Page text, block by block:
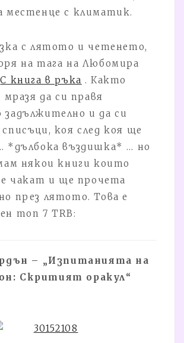
местенце с климатик.
с лятото и четенето,
на тага на Любомира
С книга в ръка . Както
мразя да си правя
и да си
коя след коя ще
*дълбока въздишка* … но
някои книги които
чакат и ще прочета
през лятото. Това е
топ 7 TRB:
– „Изпитанията на
Скритият оракул“